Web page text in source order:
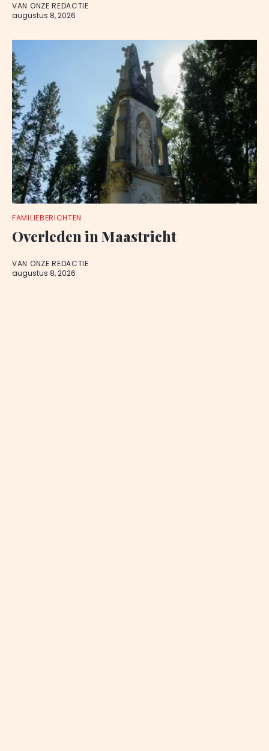
VAN ONZE REDACTIE
augustus 8, 2026
FAMILIEBERICHTEN
Overleden in Maastricht
VAN ONZE REDACTIE
augustus 8, 2026